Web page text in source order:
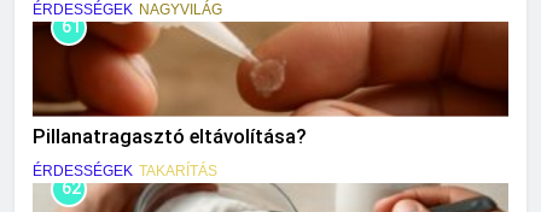
ÉRDESSÉGEK NAGYVILÁG
61
Pillanatragasztó eltávolítása?
ÉRDESSÉGEK TAKARÍTÁS
62